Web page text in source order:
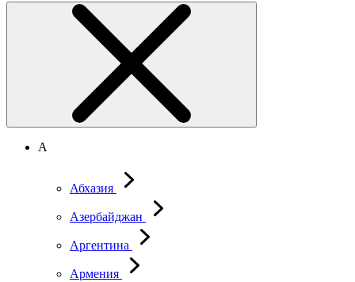
А
Абхазия
Азербайджан
Аргентина
Армения